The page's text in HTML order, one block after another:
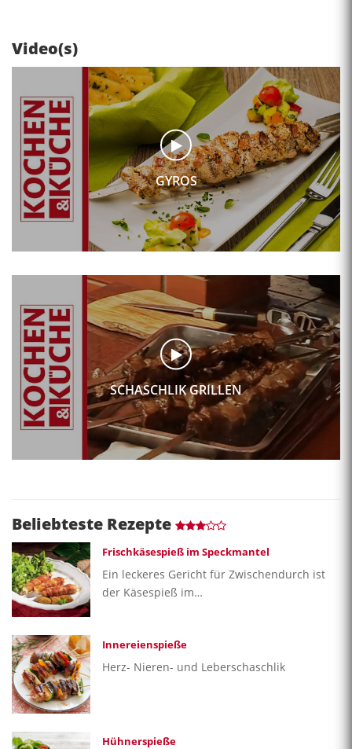
Video(s)
GYROS
SCHASCHLIK GRILLEN
Beliebteste Rezepte
Frischkäsespieß im Speckmantel
Ein leckeres Gericht für Zwischendurch ist
der Käsespieß im…
Innereienspieße
Herz- Nieren- und Leberschaschlik
Hühnerspieße